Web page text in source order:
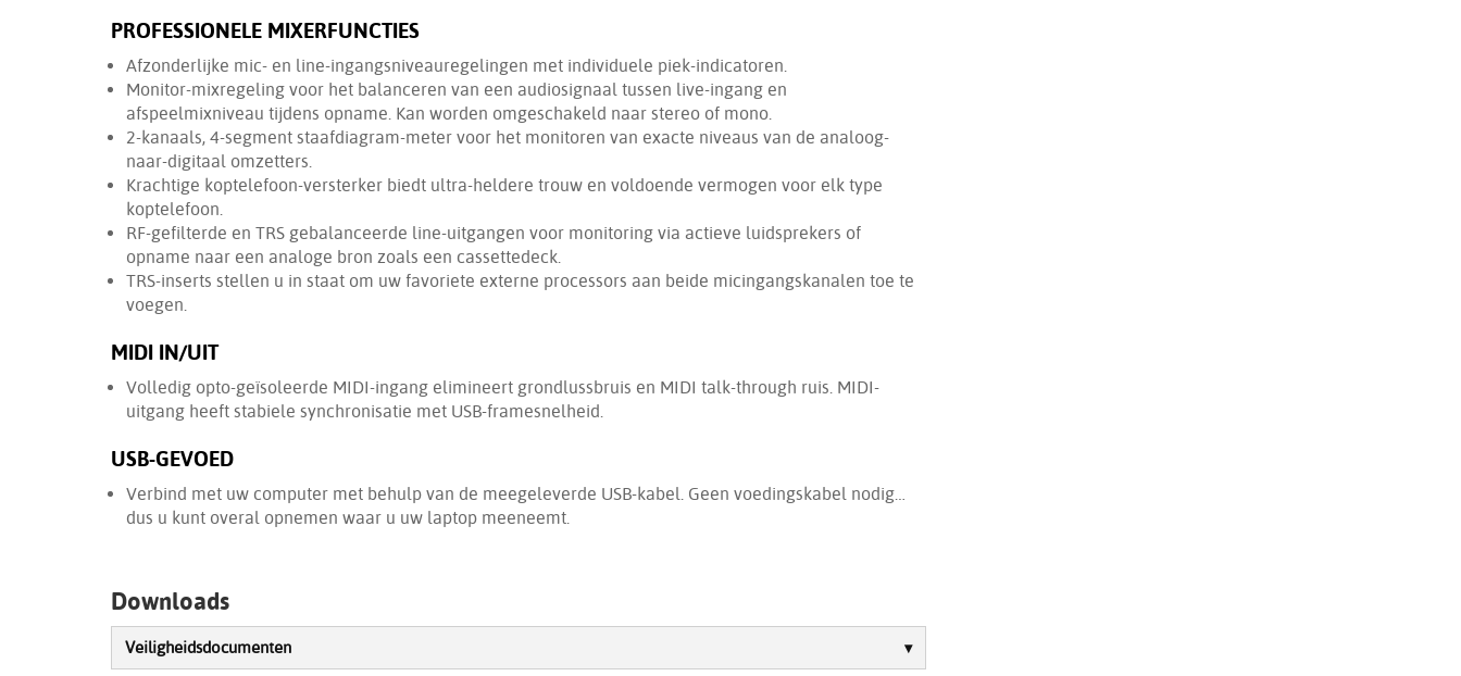
PROFESSIONELE MIXERFUNCTIES
Afzonderlijke mic- en line-ingangsniveauregelingen met individuele piek-indicatoren.
Monitor-mixregeling voor het balanceren van een audiosignaal tussen live-ingang en
afspeelmixniveau tijdens opname. Kan worden omgeschakeld naar stereo of mono.
2-kanaals, 4-segment staafdiagram-meter voor het monitoren van exacte niveaus van de analoog-
naar-digitaal omzetters.
Krachtige koptelefoon-versterker biedt ultra-heldere trouw en voldoende vermogen voor elk type
koptelefoon.
RF-gefilterde en TRS gebalanceerde line-uitgangen voor monitoring via actieve luidsprekers of
opname naar een analoge bron zoals een cassettedeck.
TRS-inserts stellen u in staat om uw favoriete externe processors aan beide micingangskanalen toe te
voegen.
MIDI IN/UIT
Volledig opto-geïsoleerde MIDI-ingang elimineert grondlussbruis en MIDI talk-through ruis. MIDI-
uitgang heeft stabiele synchronisatie met USB-framesnelheid.
USB-GEVOED
Verbind met uw computer met behulp van de meegeleverde USB-kabel. Geen voedingskabel nodig…
dus u kunt overal opnemen waar u uw laptop meeneemt.
Downloads
Veiligheidsdocumenten